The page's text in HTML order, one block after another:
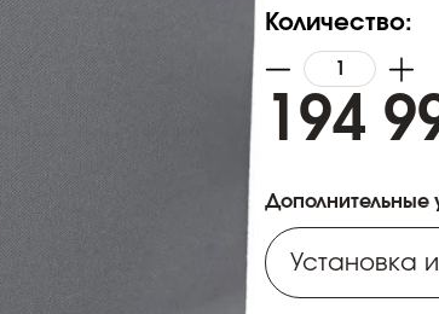
Количество:
194
Дополнительные
Установка